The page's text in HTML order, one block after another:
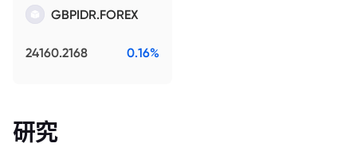
GBPIDR.FOREX
24160.2168 0.16%
研究